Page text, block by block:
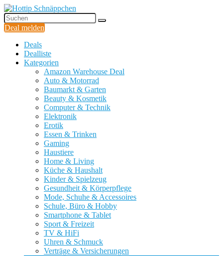
Deal melden
Deals
Dealliste
Kategorien
Amazon Warehouse Deal
Auto & Motorrad
Baumarkt & Garten
Beauty & Kosmetik
Computer & Technik
Elektronik
Erotik
Essen & Trinken
Gaming
Haustiere
Home & Living
Küche & Haushalt
Kinder & Spielzeug
Gesundheit & Körperpflege
Mode, Schuhe & Accessoires
Schule, Büro & Hobby
Smartphone & Tablet
Sport & Freizeit
TV & HiFi
Uhren & Schmuck
Verträge & Versicherungen